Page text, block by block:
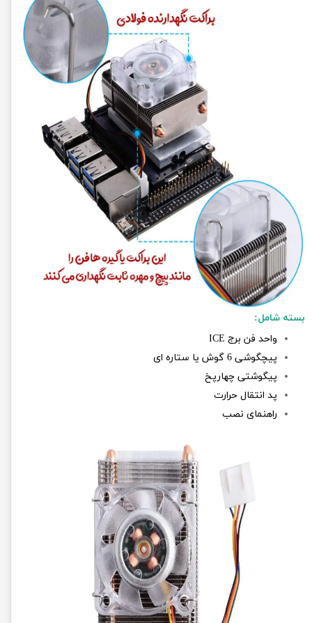
بسته شامل:
واحد فن برج ICE
پیچگوشی 6 گوش یا ستاره ای
پیگوشتی چهارپخ
پد انتقال حرارت
راهنمای نصب